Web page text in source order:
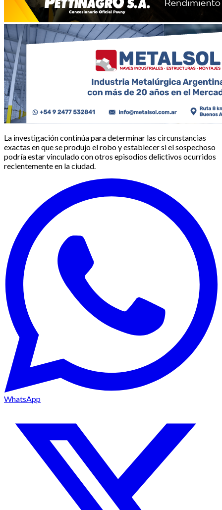
La investigación continúa para determinar las circunstancias
exactas en que se produjo el robo y establecer si el sospechoso
podría estar vinculado con otros episodios delictivos ocurridos
recientemente en la ciudad.
WhatsApp